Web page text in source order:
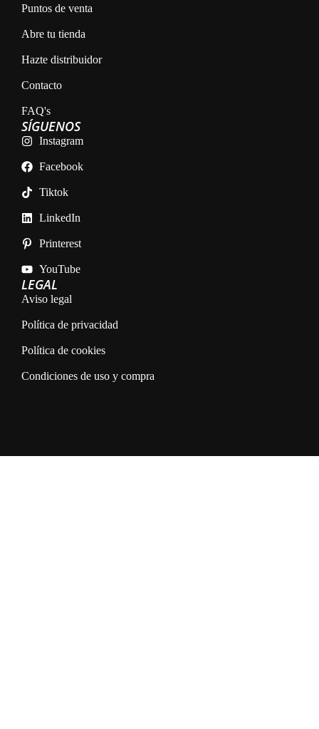
Puntos de venta
Abre tu tienda
Hazte distribuidor
Contacto
FAQ's
LEGAL
Aviso legal
Política de privacidad
Política de cookies
Condiciones de uso y compra
SÍGUENOS
Instagram
Facebook
Tiktok
LinkedIn
Printerest
YouTube